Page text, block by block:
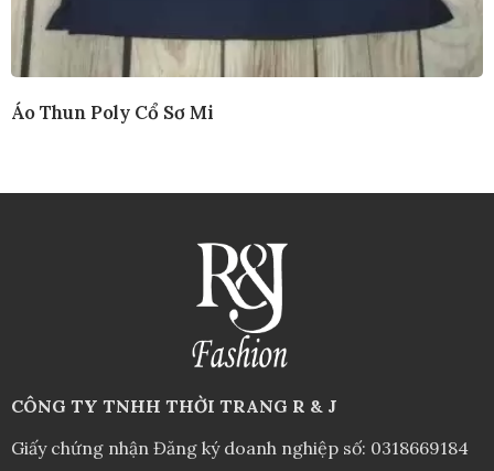
Áo Thun Poly Cổ Sơ Mi
CÔNG TY TNHH THỜI TRANG R & J
Giấy chứng nhận Đăng ký doanh nghiệp số: 0318669184